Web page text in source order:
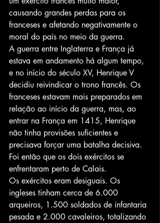
causando grandes perdas para os
franceses e afetando negativamente o
moral do país no meio da guerra.
A guerra entre Inglaterra e França já
estava em andamento há algum tempo,
e no início do século XV, Henrique V
decidiu reivindicar o trono francês. Os
franceses estavam mais preparados em
relação ao início da guerra, mas, ao
entrar na França em 1415, Henrique
não tinha provisões suficientes e
precisava forçar uma batalha decisiva.
Foi então que os dois exércitos se
enfrentaram perto de Calais.
Os exércitos eram desiguais. Os
ingleses tinham cerca de 6.000
arqueiros, 1.500 soldados de infantaria
pesada e 2.000 cavaleiros, totalizando